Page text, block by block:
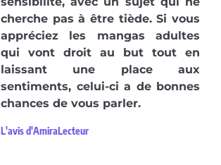
cherche pas à être tiède. Si vous
appréciez les mangas adultes
qui vont droit au but tout en
laissant une place aux
sentiments, celui-ci a de bonnes
chances de vous parler.
L'avis d'AmiraLecteur